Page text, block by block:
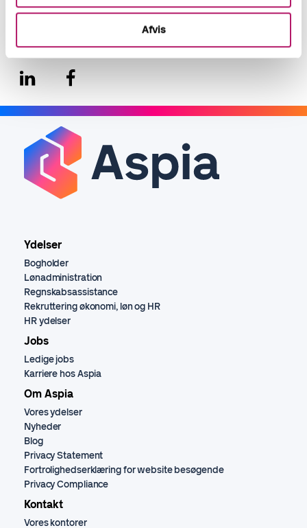
Afvis
Del
Ydelser
Bogholder
Lønadministration
Regnskabsassistance
Rekruttering økonomi, løn og HR
HR ydelser
Jobs
Ledige jobs
Karriere hos Aspia
Om Aspia
Vores ydelser
Nyheder
Blog
Privacy Statement
Fortrolighedserklæring for website besøgende
Privacy Compliance
Kontakt
Vores kontorer